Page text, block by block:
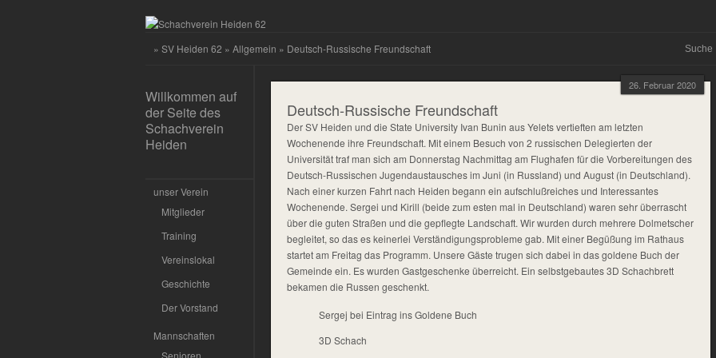
» SV Heiden 62 » Allgemein » Deutsch-Russische Freundschaft
Willkommen auf
der Seite des
Schachverein
Heiden
unser Verein
Mitglieder
Training
Vereinslokal
Geschichte
Der Vorstand
Mannschaften
Senioren
26. Februar 2020
Deutsch-Russische Freundschaft
Der SV Heiden und die State University Ivan Bunin aus Yelets vertieften am letzten
Wochenende ihre Freundschaft. Mit einem Besuch von 2 russischen Delegierten der
Universität traf man sich am Donnerstag Nachmittag am Flughafen für die Vorbereitungen des
Deutsch-Russischen Jugendaustausches im Juni (in Russland) und August (in Deutschland).
Nach einer kurzen Fahrt nach Heiden begann ein aufschlußreiches und Interessantes
Wochenende. Sergei und Kirill (beide zum esten mal in Deutschland) waren sehr überrascht
über die guten Straßen und die gepflegte Landschaft. Wir wurden durch mehrere Dolmetscher
begleitet, so das es keinerlei Verständigungsprobleme gab. Mit einer Begüßung im Rathaus
startet am Freitag das Programm. Unsere Gäste trugen sich dabei in das goldene Buch der
Gemeinde ein. Es wurden Gastgeschenke überreicht. Ein selbstgebautes 3D Schachbrett
bekamen die Russen geschenkt.
Sergej bei Eintrag ins Goldene Buch
3D Schach